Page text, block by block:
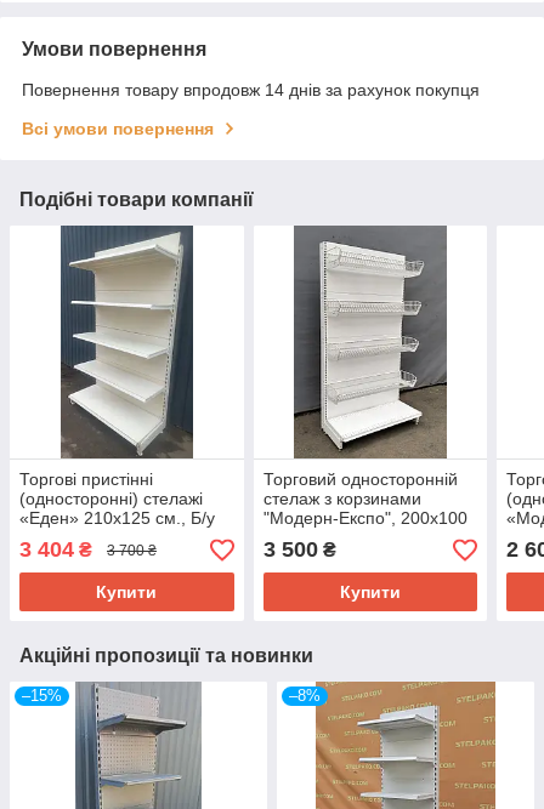
Умови повернення
Повернення товару впродовж 14 днів за рахунок покупця
Всі умови повернення
Подібні товари компанії
Торгові пристінні
(односторонні) стелажі
«Еден» 210х125 см., Б/у
3 404 ₴ 3 700 ₴
Купити
Торговий односторонній
стелаж з корзинами
"Модерн-Експо", 200х100
см., подіум + 4 корзини, Б/
у
3 500₴
Купити
см.,
2
Акційні пропозиції та новинки
–15% –8%